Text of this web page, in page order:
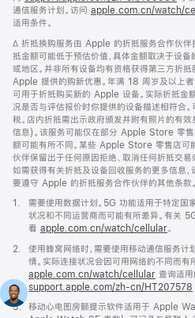
新
中
打
开)
通信服务计划。访问 apple.com.cn/watch/
适用条件。
脚
注
∆ 折抵换购服务由 Apple 的折抵服务合作伙伴
抵金额可能低于预估价值，具体金额取决于设备
或地区。并非所有设备均有资格获得第三方折
Apple 提供的购新优惠。年满 18 周岁及以上
可用于折抵购买新的 Apple 设备。实际折抵金
况是否与评估报价时你提供的设备描述相符合
税。店内折抵需出示政府颁发并附有照片的有
信息)。该服务可能仅在部分 Apple Store 零售
额可能有所不同。某些 Apple Store 零售店可
伙伴保留出于任何原因拒绝、取消任何折抵交
如需获得有关折抵及设备回收服务的更多信息
要遵守 Apple 的折抵服务合作伙伴的其他条款。
脚
1.
需要使用数据计划。5G 功能适用于特定国
状况和不同运营商而可能有所差异。有关
看 apple.com.cn/watch/cellular。
脚
2.
使用蜂窝网络时，需要使用移动通信服务计
情。实际连接状况会因可用网络的不同而有
apple.com.cn/watch/cellular 查询适用
support.apple.com/zh-cn/HT207578
脚
3.
移动心电图房颤提示软件适用于 Apple